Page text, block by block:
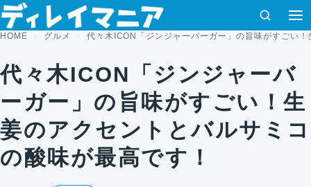
コンテンツへスキップ
検索
HOME グルメ 代々木ICON「ジンジャーバーガー」の旨味がすごい
代々木ICON「ジンジャーバ
ーガー」の旨味がすごい！生
姜のアクセントとバルサミコ
の酸味が最高です！